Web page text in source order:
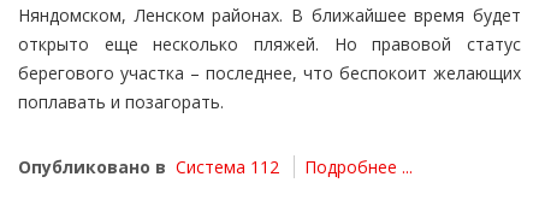
Няндомском, Ленском районах. В ближайшее время будет
открыто еще несколько пляжей. Но правовой статус
берегового участка – последнее, что беспокоит желающих
поплавать и позагорать.
Опубликовано в Система 112 Подробнее ...